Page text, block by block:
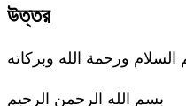
উত্তর
السلام ورحمة الله وبركاته
بسم الله الرحمن الرحيم